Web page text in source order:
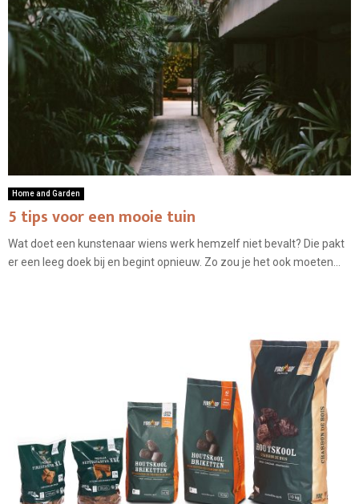
Home and Garden
5 tips voor een mooie tuin
Wat doet een kunstenaar wiens werk hemzelf niet bevalt? Die pakt
er een leeg doek bij en begint opnieuw. Zo zou je het ook moeten...